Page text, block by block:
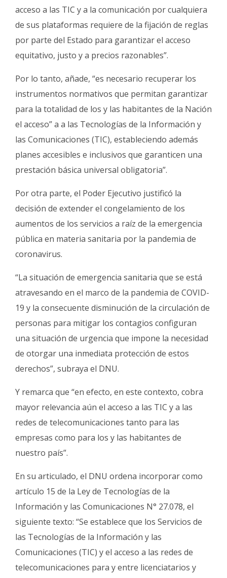
acceso a las TIC y a la comunicación por cualquiera
de sus plataformas requiere de la fijación de reglas
por parte del Estado para garantizar el acceso
equitativo, justo y a precios razonables”.
Por lo tanto, añade, “es necesario recuperar los
instrumentos normativos que permitan garantizar
para la totalidad de los y las habitantes de la Nación
el acceso” a a las Tecnologías de la Información y
las Comunicaciones (TIC), estableciendo además
planes accesibles e inclusivos que garanticen una
prestación básica universal obligatoria”.
Por otra parte, el Poder Ejecutivo justificó la
decisión de extender el congelamiento de los
aumentos de los servicios a raíz de la emergencia
pública en materia sanitaria por la pandemia de
coronavirus.
“La situación de emergencia sanitaria que se está
atravesando en el marco de la pandemia de COVID-
19 y la consecuente disminución de la circulación de
personas para mitigar los contagios configuran
una situación de urgencia que impone la necesidad
de otorgar una inmediata protección de estos
derechos”, subraya el DNU.
Y remarca que “en efecto, en este contexto, cobra
mayor relevancia aún el acceso a las TIC y a las
redes de telecomunicaciones tanto para las
empresas como para los y las habitantes de
nuestro país”.
En su articulado, el DNU ordena incorporar como
artículo 15 de la Ley de Tecnologías de la
Información y las Comunicaciones N° 27.078, el
siguiente texto: “Se establece que los Servicios de
las Tecnologías de la Información y las
Comunicaciones (TIC) y el acceso a las redes de
telecomunicaciones para y entre licenciatarios y